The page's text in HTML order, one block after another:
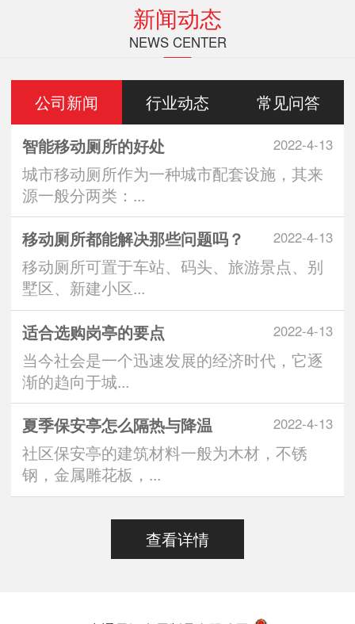
新闻动态
NEWS CENTER
公司新闻 行业动态 常见问答
2022-4-13
智能移动厕所的好处
城市移动厕所作为一种城市配套设施，其来
源一般分两类：...
2022-4-13
移动厕所都能解决那些问题吗？
移动厕所可置于车站、码头、旅游景点、别
墅区、新建小区...
2022-4-13
适合选购岗亭的要点
当今社会是一个迅速发展的经济时代，它逐
渐的趋向于城...
2022-4-13
夏季保安亭怎么隔热与降温
社区保安亭的建筑材料一般为木材，不锈
钢，金属雕花板，...
查看详情